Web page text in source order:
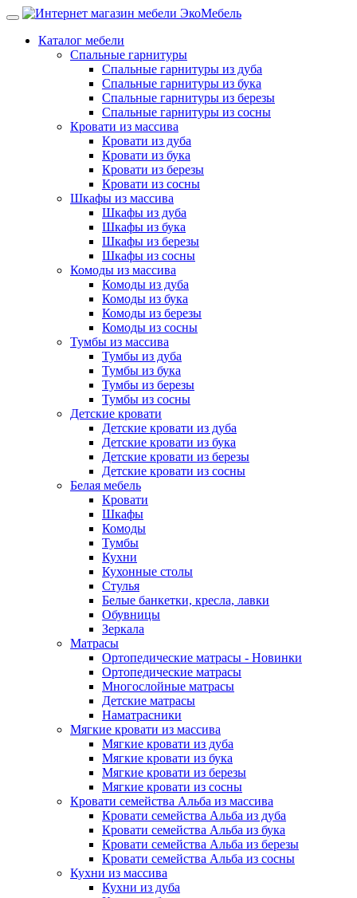
Каталог мебели
Спальные гарнитуры
Спальные гарнитуры из дуба
Спальные гарнитуры из бука
Спальные гарнитуры из березы
Спальные гарнитуры из сосны
Кровати из массива
Кровати из дуба
Кровати из бука
Кровати из березы
Кровати из сосны
Шкафы из массива
Шкафы из дуба
Шкафы из бука
Шкафы из березы
Шкафы из сосны
Комоды из массива
Комоды из дуба
Комоды из бука
Комоды из березы
Комоды из сосны
Тумбы из массива
Тумбы из дуба
Тумбы из бука
Тумбы из березы
Тумбы из сосны
Детские кровати
Детские кровати из дуба
Детские кровати из бука
Детские кровати из березы
Детские кровати из сосны
Белая мебель
Кровати
Шкафы
Комоды
Тумбы
Кухни
Кухонные столы
Стулья
Белые банкетки, кресла, лавки
Обувницы
Зеркала
Матрасы
Ортопедические матрасы - Новинки
Ортопедические матрасы
Многослойные матрасы
Детские матрасы
Наматрасники
Мягкие кровати из массива
Мягкие кровати из дуба
Мягкие кровати из бука
Мягкие кровати из березы
Мягкие кровати из сосны
Кровати семейства Альба из массива
Кровати семейства Альба из дуба
Кровати семейства Альба из бука
Кровати семейства Альба из березы
Кровати семейства Альба из сосны
Кухни из массива
Кухни из дуба